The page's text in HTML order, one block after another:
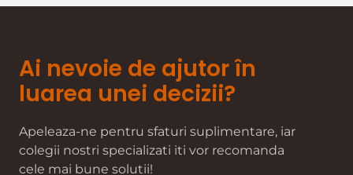
Ai nevoie de ajutor în
luarea unei decizii?
Apeleaza-ne pentru sfaturi suplimentare, iar
colegii nostri specializati iti vor recomanda
cele mai bune solutii!